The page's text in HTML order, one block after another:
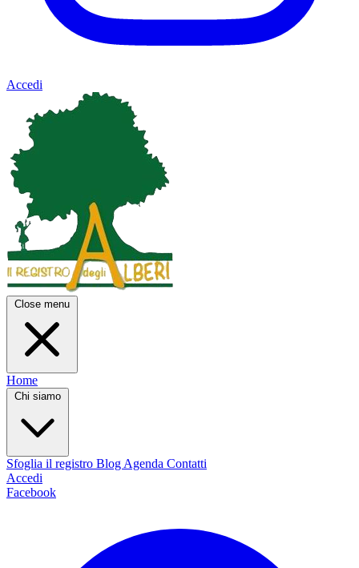
Accedi
Close menu
Home
Chi siamo
Sfoglia il registro Blog Agenda Contatti
Accedi
Facebook